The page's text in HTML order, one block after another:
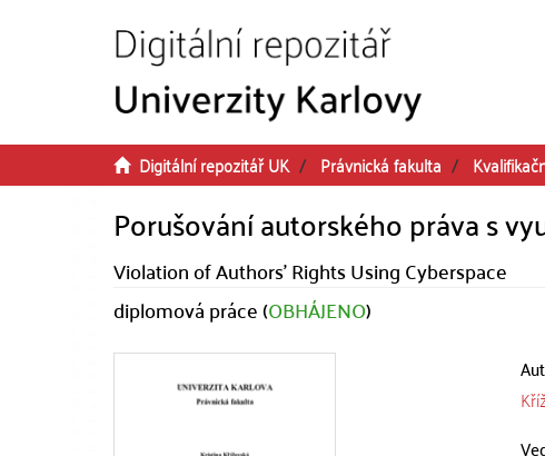
Digitální repozitář UK Právnická fakulta
Porušování autorského práva s
Violation of Authors' Rights Using Cyberspace
diplomová práce (OBHÁJENO)